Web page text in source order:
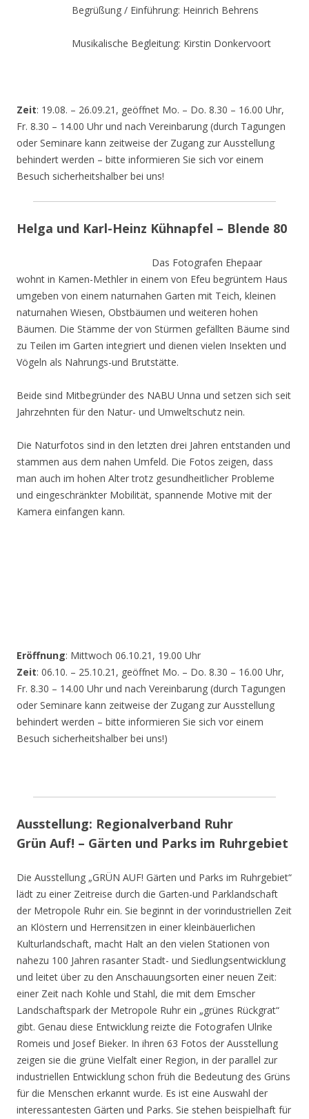
Begrüßung / Einführung: Heinrich Behrens
Musikalische Begleitung: Kirstin Donkervoort
Zeit: 19.08. – 26.09.21, geöffnet Mo. – Do. 8.30 – 16.00 Uhr,
Fr. 8.30 – 14.00 Uhr und nach Vereinbarung (durch Tagungen
oder Seminare kann zeitweise der Zugang zur Ausstellung
behindert werden – bitte informieren Sie sich vor einem
Besuch sicherheitshalber bei uns!
Helga und Karl-Heinz Kühnapfel – Blende 80
Das Fotografen Ehepaar
wohnt in Kamen-Methler in einem von Efeu begrüntem Haus
umgeben von einem naturnahen Garten mit Teich, kleinen
naturnahen Wiesen, Obstbäumen und weiteren hohen
Bäumen. Die Stämme der von Stürmen gefällten Bäume sind
zu Teilen im Garten integriert und dienen vielen Insekten und
Vögeln als Nahrungs-und Brutstätte.
Beide sind Mitbegründer des NABU Unna und setzen sich seit
Jahrzehnten für den Natur- und Umweltschutz nein.
Die Naturfotos sind in den letzten drei Jahren entstanden und
stammen aus dem nahen Umfeld. Die Fotos zeigen, dass
man auch im hohen Alter trotz gesundheitlicher Probleme
und eingeschränkter Mobilität, spannende Motive mit der
Kamera einfangen kann.
Eröffnung: Mittwoch 06.10.21, 19.00 Uhr
Zeit: 06.10. – 25.10.21, geöffnet Mo. – Do. 8.30 – 16.00 Uhr,
Fr. 8.30 – 14.00 Uhr und nach Vereinbarung (durch Tagungen
oder Seminare kann zeitweise der Zugang zur Ausstellung
behindert werden – bitte informieren Sie sich vor einem
Besuch sicherheitshalber bei uns!)
Ausstellung: Regionalverband Ruhr
Grün Auf! – Gärten und Parks im Ruhrgebiet
Die Ausstellung „GRÜN AUF! Gärten und Parks im Ruhrgebiet“
lädt zu einer Zeitreise durch die Garten-und Parklandschaft
der Metropole Ruhr ein. Sie beginnt in der vorindustriellen Zeit
an Klöstern und Herrensitzen in einer kleinbäuerlichen
Kulturlandschaft, macht Halt an den vielen Stationen von
nahezu 100 Jahren rasanter Stadt- und Siedlungsentwicklung
und leitet über zu den Anschauungsorten einer neuen Zeit:
einer Zeit nach Kohle und Stahl, die mit dem Emscher
Landschaftspark der Metropole Ruhr ein „grünes Rückgrat“
gibt. Genau diese Entwicklung reizte die Fotografen Ulrike
Romeis und Josef Bieker. In ihren 63 Fotos der Ausstellung
zeigen sie die grüne Vielfalt einer Region, in der parallel zur
industriellen Entwicklung schon früh die Bedeutung des Grüns
für die Menschen erkannt wurde. Es ist eine Auswahl der
interessantesten Gärten und Parks. Sie stehen beispielhaft für